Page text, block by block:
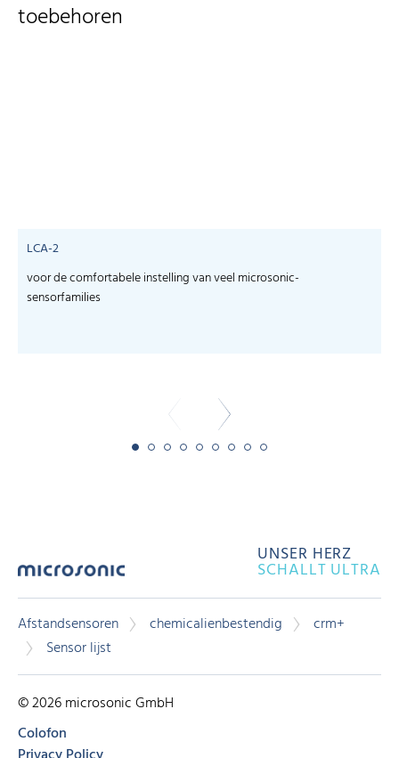
toebehoren
LCA-2
voor de comfortabele instelling van veel microsonic-
sensorfamilies
UNSER HERZ
SCHALLT ULTRA
Afstandsensoren chemicalienbestendig
crm+
Sensor lijst
© 2026 microsonic GmbH
Colofon